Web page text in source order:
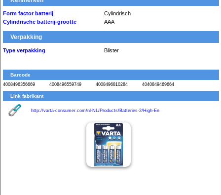
Form factor batterij
Cylindrisch
Cylindrische batterij-grootte
AAA
Verpakking
Type verpakking Blister
Barcode
4008496356669 4008496559749 4008496810284 4040849469664
Link fabrikant
http://varta-consumer.com/nl-NL/Products/Batteries-2/High-En